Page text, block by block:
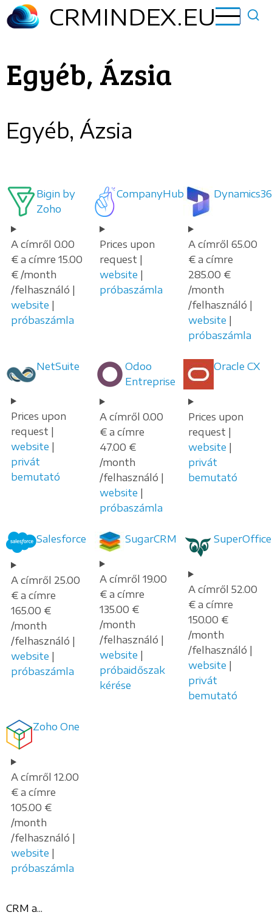
Ugrás
CRMINDEX.EU
Egyéb, Ázsia
Egyéb, Ázsia
Bigin by
Zoho
A címről 0.00
€ a címre 15.00
€ /month
/felhasználó |
website |
próbaszámla
CompanyHub
Prices upon
request |
website |
próbaszámla
A címről 65.00
€ a címre
285.00 €
/month
/felhasználó |
website |
próbaszámla
NetSuite
Prices upon
request |
website |
privát
bemutató
Odoo
Entreprise
A címről 0.00
€ a címre
47.00 €
/month
/felhasználó |
website |
próbaszámla
Oracle CX
Prices upon
request |
website |
privát
bemutató
Salesforce
A címről 25.00
€ a címre
165.00 €
/month
/felhasználó |
website |
próbaszámla
SugarCRM
A címről 19.00
€ a címre
135.00 €
/month
/felhasználó |
website |
próbaidőszak
kérése
SuperOffice
A címről 52.00
€ a címre
150.00 €
/month
/felhasználó |
website |
privát
bemutató
Zoho One
A címről 12.00
€ a címre
105.00 €
/month
/felhasználó |
website |
próbaszámla
CRM a...